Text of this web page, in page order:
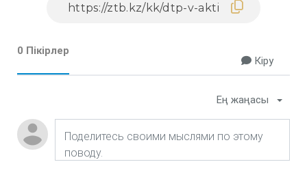
0 Пікірлер
Кіру
Ең жаңасы